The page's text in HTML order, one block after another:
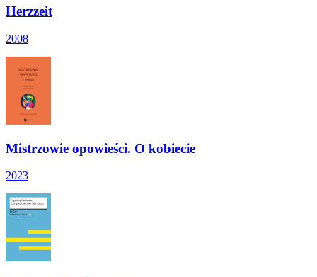
Herzzeit
2008
Mistrzowie opowieści. O kobiecie
2023